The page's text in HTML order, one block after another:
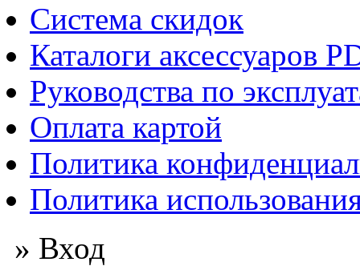
Система скидок
Каталоги аксессуаров
Руководства по
Оплата картой
Политика
Политика
» Вход